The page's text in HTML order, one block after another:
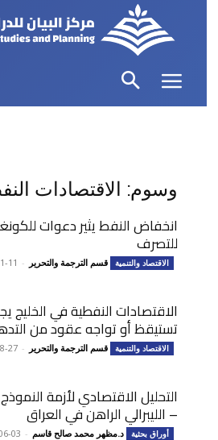
وسوم: الاقتصادات
انخفاض النفط يثير دعوات
للتصرف
الاقتصاد والتنمية قسم الترجمة والتحرير -
11
الاقتصادات النفطية في الخليج
تستيقظ أو تواجه عقود من
الاقتصاد والتنمية قسم الترجمة والتحرير -
27
التحليل الاقتصادي لأزمة
– الليبرالي الراهن في العراق
أوراق بحثية د.مظهر محمد صالح قاسم -
03